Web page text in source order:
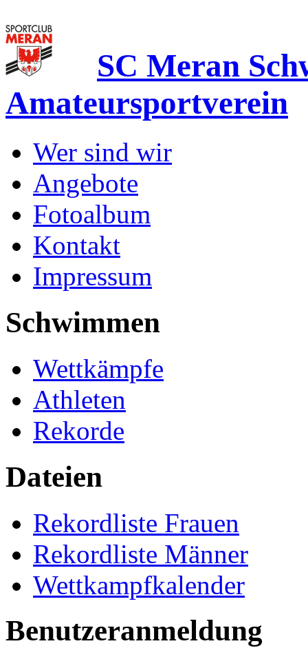
SC Meran
Amateursportverein
Wer sind wir
Angebote
Fotoalbum
Kontakt
Impressum
Schwimmen
Wettkämpfe
Athleten
Rekorde
Dateien
Rekordliste Frauen
Rekordliste Männer
Wettkampfkalender
Benutzeranmeldung